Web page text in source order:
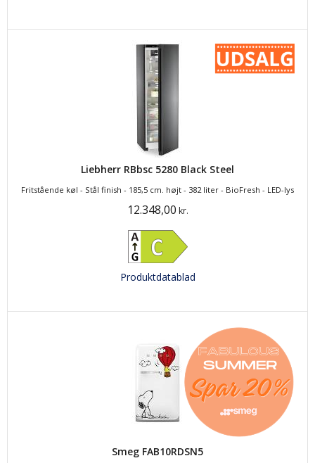
Liebherr RBbsc 5280 Black Steel
Fritstående køl - Stål finish - 185,5 cm. højt - 382 liter - BioFresh - LED-lys
12.348,00 kr.
Produktdatablad
Smeg FAB10RDSN5